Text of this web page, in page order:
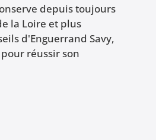
depuis toujours
la Loire et plus
d'Enguerrand Savy,
réussir son